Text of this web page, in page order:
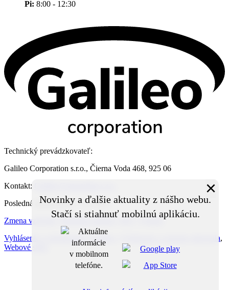
Novinky a ďalšie aktuality z nášho webu.
Stačí si stiahnuť mobilnú aplikáciu.
×
Pi: 8:00 - 12:30
Technický prevádzkovateľ:
Galileo Corporation s.r.o., Čierna Voda 468, 925 06
Kontakt:
Posledná aktualizácia: 3. 8. 2026
Zmena vzhľadu
Vytlačiť
Vyhlásenie o prístupnosti
Cookies Vyhlásenie o ochrane súkromia,
Webové sídlo